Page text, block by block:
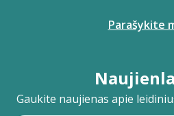
Parašykite
Gaukite naujienas apie